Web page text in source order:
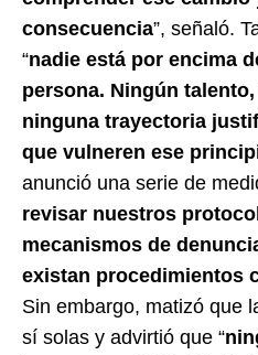
consecuencia”, señaló.
“nadie está por encima
persona. Ningún
ninguna trayectoria
que vulneren ese
anunció una serie de
revisar nuestros
mecanismos de
existan procedimientos
Sin embargo, matizó que
sí solas y advirtió que “